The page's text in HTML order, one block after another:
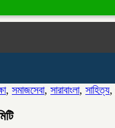
, সমাজসেবা, সারাবাংলা, সাহিত্য,